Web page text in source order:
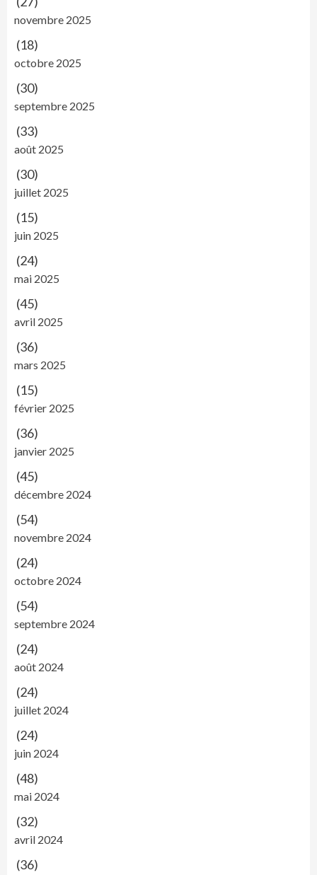
novembre 2025
(18)
octobre 2025
(30)
septembre 2025
(33)
août 2025
(30)
juillet 2025
(15)
juin 2025
(24)
mai 2025
(45)
avril 2025
(36)
mars 2025
(15)
février 2025
(36)
janvier 2025
(45)
décembre 2024
(54)
novembre 2024
(24)
octobre 2024
(54)
septembre 2024
(24)
août 2024
(24)
juillet 2024
(24)
juin 2024
(48)
mai 2024
(32)
avril 2024
(36)